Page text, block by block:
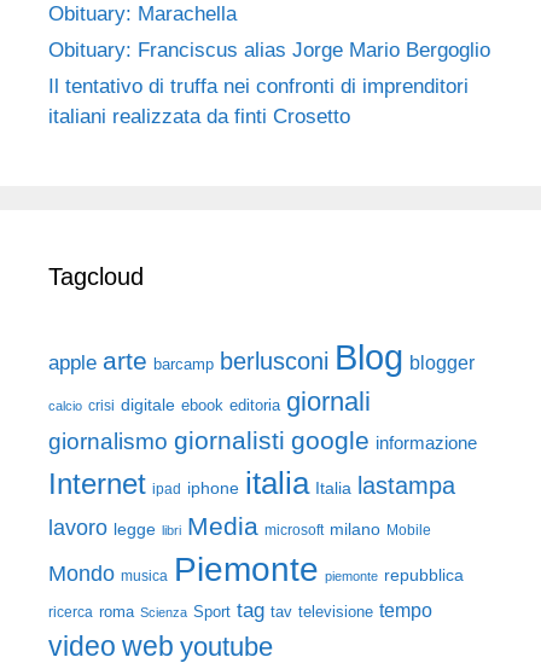
Obituary: Marachella
Obituary: Franciscus alias Jorge Mario Bergoglio
Il tentativo di truffa nei confronti di imprenditori
italiani realizzata da finti Crosetto
Tagcloud
apple arte barcamp berlusconi Blog blogger
calcio crisi digitale ebook editoria giornali
giornalismo giornalisti google informazione
Internet ipad iphone italia Italia lastampa
lavoro legge libri Media microsoft milano Mobile
Mondo musica Piemonte piemonte repubblica
ricerca roma Scienza Sport tag tav televisione tempo
video web youtube